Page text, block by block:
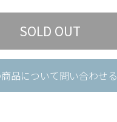
品について問い合わせる